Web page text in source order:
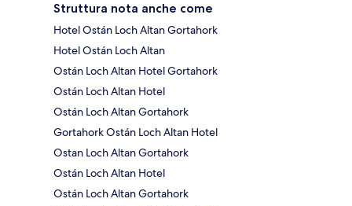
Struttura nota anche come
Hotel Ostán Loch Altan Gortahork
Hotel Ostán Loch Altan
Ostán Loch Altan Hotel Gortahork
Ostán Loch Altan Hotel
Ostán Loch Altan Gortahork
Gortahork Ostán Loch Altan Hotel
Ostan Loch Altan Gortahork
Ostán Loch Altan Hotel
Ostán Loch Altan Gortahork